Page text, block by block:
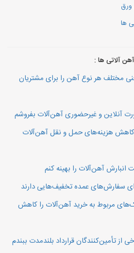
ورق
ها
آلاتی ها :
مختلف هر نوع آهن را برای مشتریان
آنلاین و غیرحضوری آهن‌آلات بفروشم
هزینه‌های حمل و نقل آهن‌آلات
آهن‌آلات را بهینه کنم
سفارش‌های عمده تخفیف‌هایی دارند
مربوط به خرید آهن‌آلات را کاهش
از تأمین‌کنندگان قرارداد بلندمدت ببندم